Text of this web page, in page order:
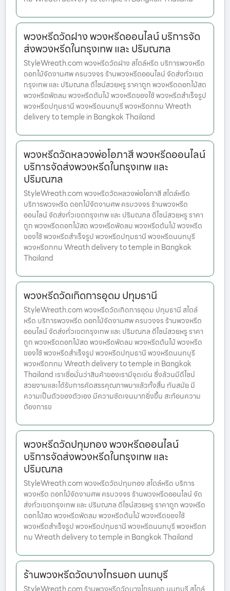
พวงหรีดวัดฝาง พวงหรีดออนไลน์ บริการจัด
ส่งพวงหรีดในกรุงเทพ และ ปริมณฑล
StyleWreath.com พวงหรีดวัดฝาง สไตล์หรีด บริการพวงหรีด
ดอกไม้จัดงานศพ ครบวงจร ร้านพวงหรีดออนไลน์ จัดส่งทั่วเขต
กรุงเทพ และ ปริมณฑล ดีไซน์สวยหรู ราคาถูก พวงหรีดดอกไม้สด
พวงหรีดพัดลม พวงหรีดต้นไม้ พวงหรีดของใช้ พวงหรีดสำเร็จรูป
พวงหรีดปทุมธานี พวงหรีดนนทบุรี พวงหรีดกทม Wreath
delivery to temple in Bangkok Thailand
พวงหรีดวัดหลวงพ่อโอภาสี พวงหรีดออนไลน์
บริการจัดส่งพวงหรีดในกรุงเทพ และ
ปริมณฑล
StyleWreath.com พวงหรีดวัดหลวงพ่อโอภาสี สไตล์หรีด
บริการพวงหรีด ดอกไม้จัดงานศพ ครบวงจร ร้านพวงหรีด
ออนไลน์ จัดส่งทั่วเขตกรุงเทพ และ ปริมณฑล ดีไซน์สวยหรู ราคา
ถูก พวงหรีดดอกไม้สด พวงหรีดพัดลม พวงหรีดต้นไม้ พวงหรีด
ของใช้ พวงหรีดสำเร็จรูป พวงหรีดปทุมธานี พวงหรีดนนทบุรี
พวงหรีดกทม Wreath delivery to temple in Bangkok
Thailand
พวงหรีดวัดเกิดการอุดม ปทุมธานี
StyleWreath.com พวงหรีดวัดเกิดการอุดม ปทุมธานี สไตล์
หรีด บริการพวงหรีด ดอกไม้จัดงานศพ ครบวงจร ร้านพวงหรีด
ออนไลน์ จัดส่งทั่วเขตกรุงเทพ และ ปริมณฑล ดีไซน์สวยหรู ราคา
ถูก พวงหรีดดอกไม้สด พวงหรีดพัดลม พวงหรีดต้นไม้ พวงหรีด
ของใช้ พวงหรีดสำเร็จรูป พวงหรีดปทุมธานี พวงหรีดนนทบุรี
พวงหรีดกทม Wreath delivery to temple in Bangkok
Thailand เราเชื่อมั่นว่าสินค้าของเรามีจุดเด่น ซึ่งล้วนมีดีไซน์
สวยงามและได้รับการคัดสรรคุณภาพมาแล้วทั้งสิ้น ทันสมัย มี
ความเป็นตัวของตัวเอง มีความชัดเจนมากยิ่งขึ้น สะท้อนความ
ต้องการข
พวงหรีดวัดปทุมทอง พวงหรีดออนไลน์
บริการจัดส่งพวงหรีดในกรุงเทพ และ
ปริมณฑล
StyleWreath.com พวงหรีดวัดปทุมทอง สไตล์หรีด บริการ
พวงหรีด ดอกไม้จัดงานศพ ครบวงจร ร้านพวงหรีดออนไลน์ จัด
ส่งทั่วเขตกรุงเทพ และ ปริมณฑล ดีไซน์สวยหรู ราคาถูก พวงหรีด
ดอกไม้สด พวงหรีดพัดลม พวงหรีดต้นไม้ พวงหรีดของใช้
พวงหรีดสำเร็จรูป พวงหรีดปทุมธานี พวงหรีดนนทบุรี พวงหรีดก
ทม Wreath delivery to temple in Bangkok Thailand
ร้านพวงหรีดวัดบางไกรนอก นนทบุรี